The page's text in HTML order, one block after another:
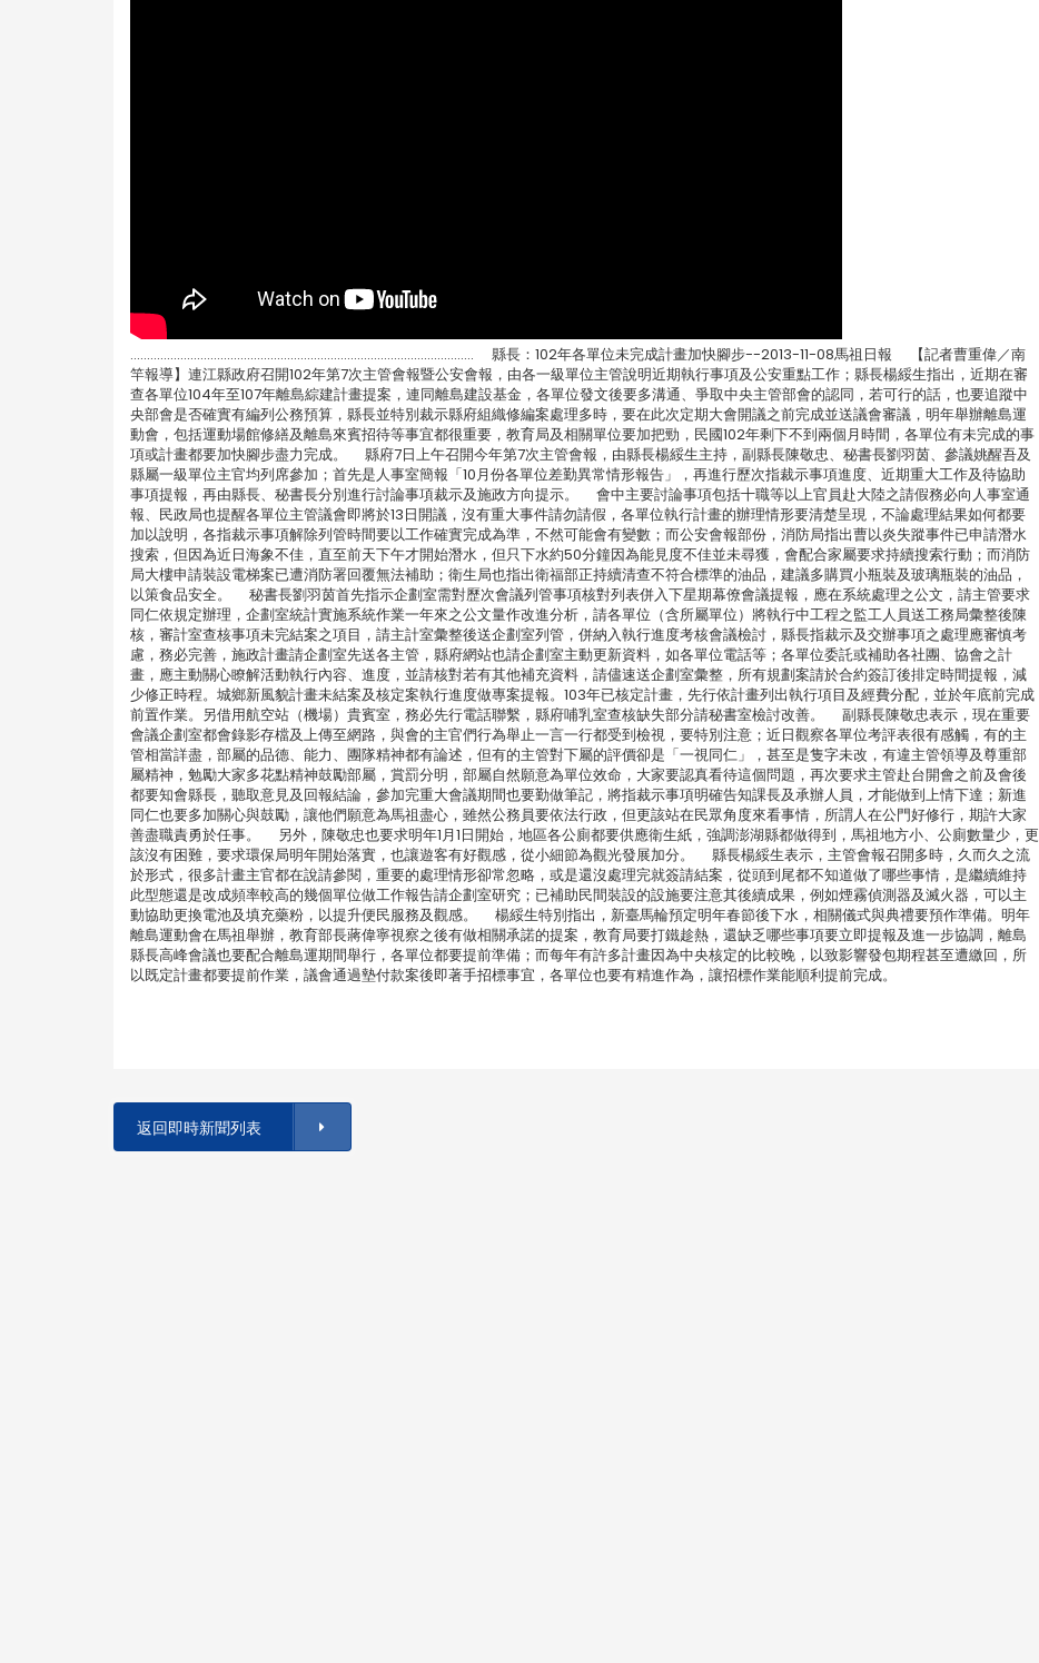
....................................................................................................... 縣長：102年各單位未完成計畫加快腳步--2013-11-08馬祖日報 【記者曹重偉／南
竿報導】連江縣政府召開102年第7次主管會報暨公安會報，由各一級單位主管說明近期執行事項及公安重點工作；縣長楊綏生指出，近期在審
查各單位104年至107年離島綜建計畫提案，連同離島建設基金，各單位發文後要多溝通、爭取中央主管部會的認同，若可行的話，也要追蹤中
央部會是否確實有編列公務預算，縣長並特別裁示縣府組織修編案處理多時，要在此次定期大會開議之前完成並送議會審議，明年舉辦離島運
動會，包括運動場館修繕及離島來賓招待等事宜都很重要，教育局及相關單位要加把勁，民國102年剩下不到兩個月時間，各單位有未完成的事
項或計畫都要加快腳步盡力完成。 縣府7日上午召開今年第7次主管會報，由縣長楊綏生主持，副縣長陳敬忠、秘書長劉羽茵、參議姚醒吾及
縣屬一級單位主官均列席參加；首先是人事室簡報「10月份各單位差勤異常情形報告」，再進行歷次指裁示事項進度、近期重大工作及待協助
事項提報，再由縣長、秘書長分別進行討論事項裁示及施政方向提示。 會中主要討論事項包括十職等以上官員赴大陸之請假務必向人事室通
報、民政局也提醒各單位主管議會即將於13日開議，沒有重大事件請勿請假，各單位執行計畫的辦理情形要清楚呈現，不論處理結果如何都要
加以說明，各指裁示事項解除列管時間要以工作確實完成為準，不然可能會有變數；而公安會報部份，消防局指出曹以炎失蹤事件已申請潛水
搜索，但因為近日海象不佳，直至前天下午才開始潛水，但只下水約50分鐘因為能見度不佳並未尋獲，會配合家屬要求持續搜索行動；而消防
局大樓申請裝設電梯案已遭消防署回覆無法補助；衛生局也指出衛福部正持續清查不符合標準的油品，建議多購買小瓶裝及玻璃瓶裝的油品，
以策食品安全。 秘書長劉羽茵首先指示企劃室需對歷次會議列管事項核對列表併入下星期幕僚會議提報，應在系統處理之公文，請主管要求
同仁依規定辦理，企劃室統計實施系統作業一年來之公文量作改進分析，請各單位（含所屬單位）將執行中工程之監工人員送工務局彙整後陳
核，審計室查核事項未完結案之項目，請主計室彙整後送企劃室列管，併納入執行進度考核會議檢討，縣長指裁示及交辦事項之處理應審慎考
慮，務必完善，施政計畫請企劃室先送各主管，縣府網站也請企劃室主動更新資料，如各單位電話等；各單位委託或補助各社團、協會之計
畫，應主動關心瞭解活動執行內容、進度，並請核對若有其他補充資料，請儘速送企劃室彙整，所有規劃案請於合約簽訂後排定時間提報，減
少修正時程。城鄉新風貌計畫未結案及核定案執行進度做專案提報。103年已核定計畫，先行依計畫列出執行項目及經費分配，並於年底前完成
前置作業。另借用航空站（機場）貴賓室，務必先行電話聯繫，縣府哺乳室查核缺失部分請秘書室檢討改善。 副縣長陳敬忠表示，現在重要
會議企劃室都會錄影存檔及上傳至網路，與會的主官們行為舉止一言一行都受到檢視，要特別注意；近日觀察各單位考評表很有感觸，有的主
管相當詳盡，部屬的品德、能力、團隊精神都有論述，但有的主管對下屬的評價卻是「一視同仁」，甚至是隻字未改，有違主管領導及尊重部
屬精神，勉勵大家多花點精神鼓勵部屬，賞罰分明，部屬自然願意為單位效命，大家要認真看待這個問題，再次要求主管赴台開會之前及會後
都要知會縣長，聽取意見及回報結論，參加完重大會議期間也要勤做筆記，將指裁示事項明確告知課長及承辦人員，才能做到上情下達；新進
同仁也要多加關心與鼓勵，讓他們願意為馬祖盡心，雖然公務員要依法行政，但更該站在民眾角度來看事情，所謂人在公門好修行，期許大家
善盡職責勇於任事。 另外，陳敬忠也要求明年1月1日開始，地區各公廁都要供應衛生紙，強調澎湖縣都做得到，馬祖地方小、公廁數量少，更
該沒有困難，要求環保局明年開始落實，也讓遊客有好觀感，從小細節為觀光發展加分。 縣長楊綏生表示，主管會報召開多時，久而久之流
於形式，很多計畫主官都在說請參閱，重要的處理情形卻常忽略，或是還沒處理完就簽請結案，從頭到尾都不知道做了哪些事情，是繼續維持
此型態還是改成頻率較高的幾個單位做工作報告請企劃室研究；已補助民間裝設的設施要注意其後續成果，例如煙霧偵測器及滅火器，可以主
動協助更換電池及填充藥粉，以提升便民服務及觀感。 楊綏生特別指出，新臺馬輪預定明年春節後下水，相關儀式與典禮要預作準備。明年
離島運動會在馬祖舉辦，教育部長蔣偉寧視察之後有做相關承諾的提案，教育局要打鐵趁熱，還缺乏哪些事項要立即提報及進一步協調，離島
縣長高峰會議也要配合離島運期間舉行，各單位都要提前準備；而每年有許多計畫因為中央核定的比較晚，以致影響發包期程甚至遭繳回，所
以既定計畫都要提前作業，議會通過墊付款案後即著手招標事宜，各單位也要有精進作為，讓招標作業能順利提前完成。
返回即時新聞列表